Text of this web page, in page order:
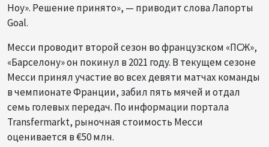
Ноу». Решение принято», — приводит слова Лапорты
Goal.
Месси проводит второй сезон во французском «ПСЖ»,
«Барселону» он покинул в 2021 году. В текущем сезоне
Месси принял участие во всех девяти матчах команды
в чемпионате Франции, забил пять мячей и отдал
семь голевых передач. По информации портала
Transfermarkt, рыночная стоимость Месси
оценивается в €50 млн.